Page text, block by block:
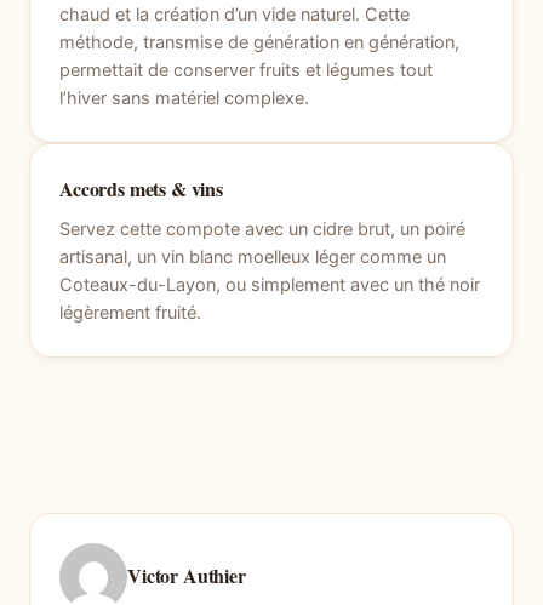
chaud et la création d’un vide naturel. Cette
méthode, transmise de génération en génération,
permettait de conserver fruits et légumes tout
l’hiver sans matériel complexe.
Accords mets & vins
Servez cette compote avec un cidre brut, un poiré
artisanal, un vin blanc moelleux léger comme un
Coteaux-du-Layon, ou simplement avec un thé noir
légèrement fruité.
Victor Authier